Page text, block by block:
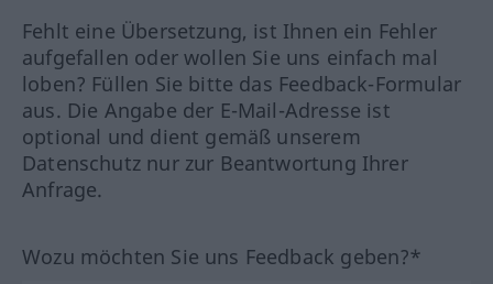
Fehlt eine Übersetzung, ist Ihnen ein Fehler
aufgefallen oder wollen Sie uns einfach mal
loben? Füllen Sie bitte das Feedback-Formular
aus. Die Angabe der E-Mail-Adresse ist
optional und dient gemäß unserem
Datenschutz nur zur Beantwortung Ihrer
Anfrage.
Wozu möchten Sie uns Feedback geben?*